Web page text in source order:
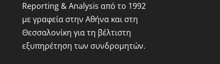
Reporting & Analysis από το 1992
με γραφεία στην Αθήνα και στη
Θεσσαλονίκη για τη βέλτιστη
εξυπηρέτηση των συνδρομητών.